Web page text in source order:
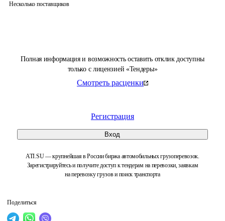
Полная информация и возможность оставить отклик доступны
только с лицензией «Тендеры»
Смотреть расценки
Регистрация
Вход
ATI.SU — крупнейшая в России биржа автомобильных грузоперевозок.
Зарегистрируйтесь и получите доступ к тендерам на перевозки, заявкам
на перевозку грузов и поиск транспорта
Поделиться
Несколько поставщиков